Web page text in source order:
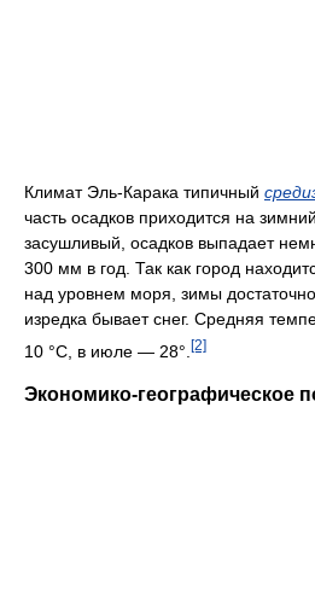
Климат Эль-Карака типичный
часть осадков приходится на
засушливый, осадков выпадает
300 мм в год. Так как город
над уровнем моря, зимы
изредка бывает снег. Средняя
10 °C, в июле — 28°. [2]
Экономико-географическое